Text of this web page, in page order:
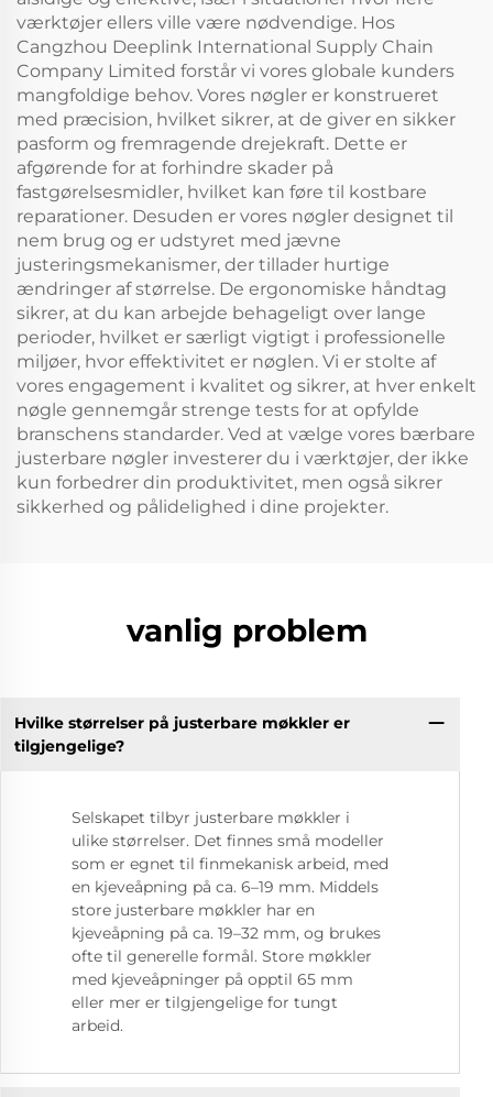
værktøjer ellers ville være nødvendige. Hos
Cangzhou Deeplink International Supply Chain
Company Limited forstår vi vores globale kunders
mangfoldige behov. Vores nøgler er konstrueret
med præcision, hvilket sikrer, at de giver en sikker
pasform og fremragende drejekraft. Dette er
afgørende for at forhindre skader på
fastgørelsesmidler, hvilket kan føre til kostbare
reparationer. Desuden er vores nøgler designet til
nem brug og er udstyret med jævne
justeringsmekanismer, der tillader hurtige
ændringer af størrelse. De ergonomiske håndtag
sikrer, at du kan arbejde behageligt over lange
perioder, hvilket er særligt vigtigt i professionelle
miljøer, hvor effektivitet er nøglen. Vi er stolte af
vores engagement i kvalitet og sikrer, at hver enkelt
nøgle gennemgår strenge tests for at opfylde
branschens standarder. Ved at vælge vores bærbare
justerbare nøgler investerer du i værktøjer, der ikke
kun forbedrer din produktivitet, men også sikrer
sikkerhed og pålidelighed i dine projekter.
vanlig problem
Hvilke størrelser på justerbare møkkler er
tilgjengelige?
Selskapet tilbyr justerbare møkkler i
ulike størrelser. Det finnes små modeller
som er egnet til finmekanisk arbeid, med
en kjeveåpning på ca. 6–19 mm. Middels
store justerbare møkkler har en
kjeveåpning på ca. 19–32 mm, og brukes
ofte til generelle formål. Store møkkler
med kjeveåpninger på opptil 65 mm
eller mer er tilgjengelige for tungt
arbeid.